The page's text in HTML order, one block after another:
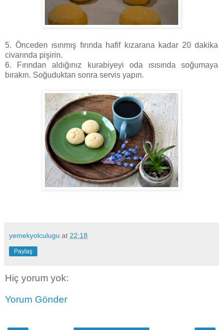
5. Önceden ısınmış fırında hafif kızarana kadar 20 dakika
civarında pişirin.
6. Fırından aldığınız kurabiyeyi oda ısısında soğumaya
bırakın. Soğuduktan sonra servis yapın.
yemekyolculugu at 22:18
Paylaş
Hiç yorum yok:
Yorum Gönder